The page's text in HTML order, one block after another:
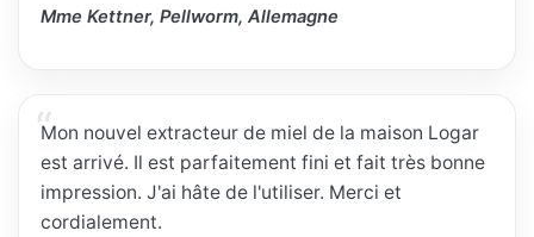
Mme Kettner, Pellworm, Allemagne
Mon nouvel extracteur de miel de la maison Logar
est arrivé. Il est parfaitement fini et fait très bonne
impression. J'ai hâte de l'utiliser. Merci et
cordialement.